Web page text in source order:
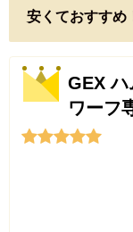
安くておすすめ
GEX ハ
ワーフ